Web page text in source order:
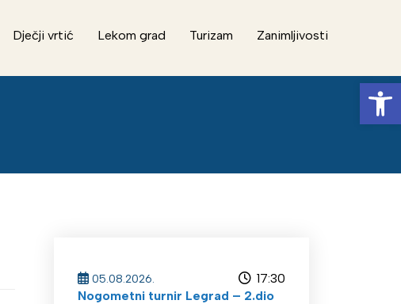
Dječji vrtić Lekom grad Turizam
Zanimljivosti
05.08.2026.
17:30
Nogometni turnir Legrad – 2.dio